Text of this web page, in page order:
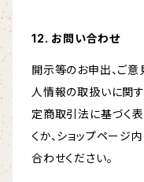
12. お問い合わせ
開示等のお申出、ご意
人情報の取扱いに関す
定商取引法に基づく
くか、ショップページ
合わせください。